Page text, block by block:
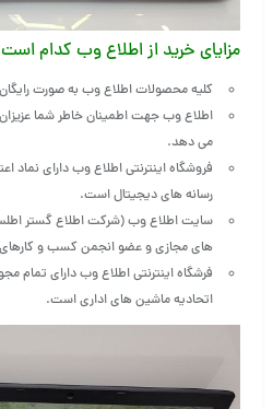
مزایای خرید از اطلاع وب کدام
کلیه محصولات اطلاع وب به صورت رایگان
اطلاع وب جهت اطمینان خاطر شما
می دهد.
فروشگاه اینترنتی اطلاع وب دارای نماد
رسانه های دیجیتال است.
سایت اطلاع وب (شرکت اطلاع گستر
های مجازی و عضو انجمن کسب و کارهای
فرشگاه اینترنتی اطلاع وب دارای تمام
اتحادیه ماشین های اداری است.